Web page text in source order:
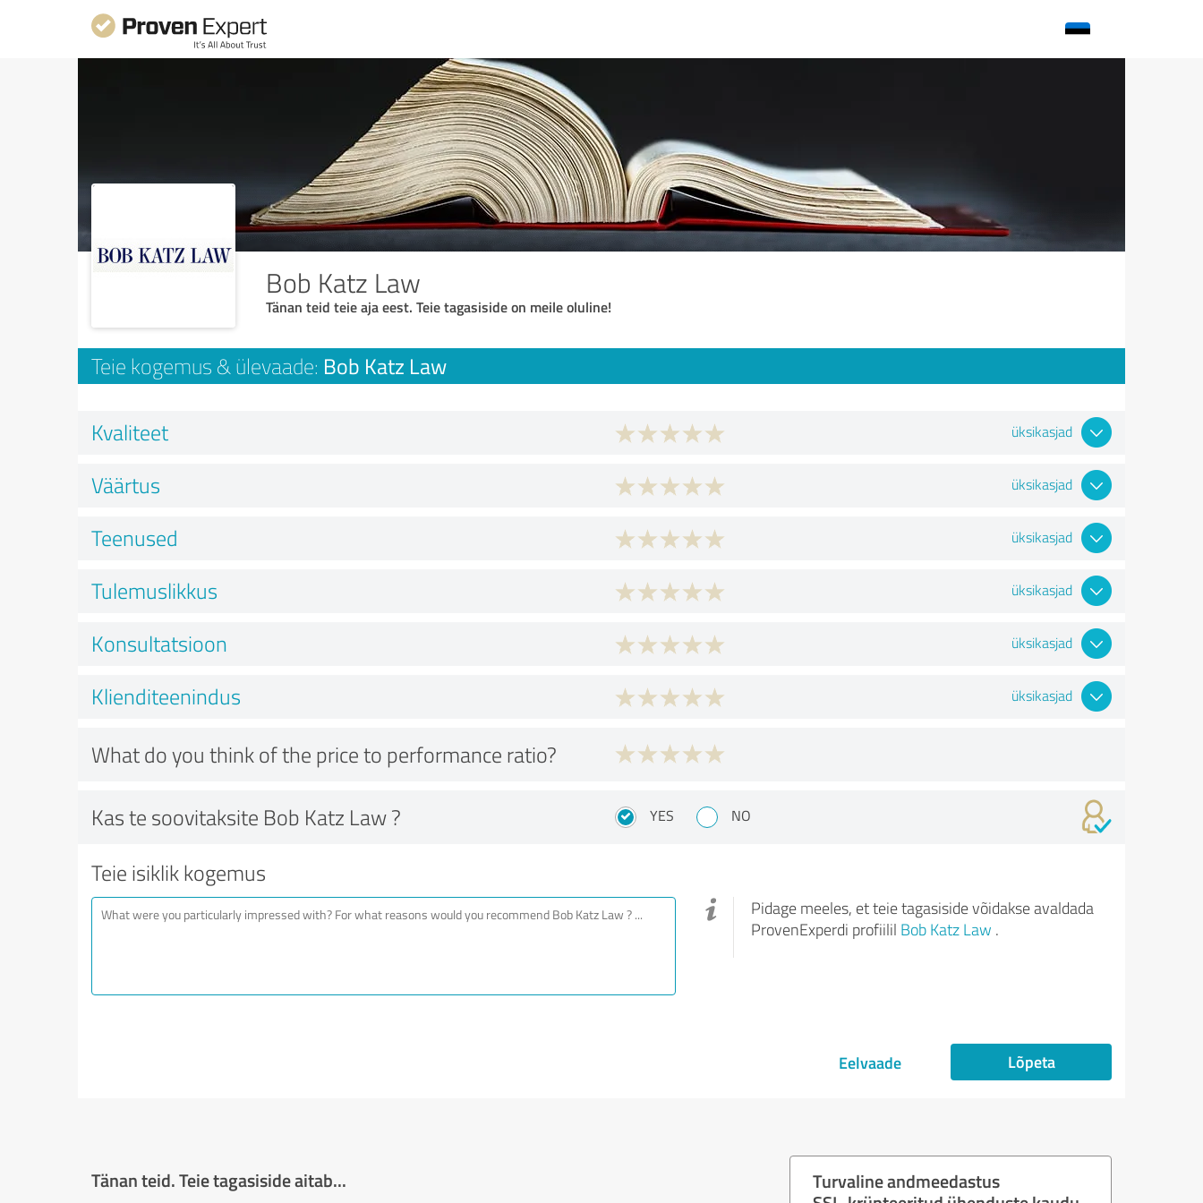
Bob Katz Law
Tänan teid teie aja eest. Teie tagasiside on meile oluline!
Teie kogemus & ülevaade: Bob Katz Law
Kvaliteet üksikasjad
Väärtus üksikasjad
Teenused üksikasjad
Tulemuslikkus üksikasjad
Konsultatsioon üksikasjad
Klienditeenindus üksikasjad
What do you think of the price to performance ratio?
Kas te soovitaksite Bob Katz Law ? YES NO
Teie isiklik kogemus
Pidage meeles, et teie tagasiside võidakse avaldada
ProvenExperdi profiilil Bob Katz Law .
Eelvaade Lõpeta
Tänan teid. Teie tagasiside aitab...
Turvaline andmeedastus